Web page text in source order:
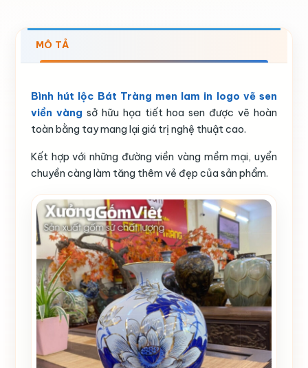
MÔ TẢ
Bình hút lộc Bát Tràng men lam in logo vẽ sen
viền vàng sở hữu họa tiết hoa sen được vẽ hoàn
toàn bằng tay mang lại giá trị nghệ thuật cao.
Kết hợp với những đường viền vàng mềm mại, uyển
chuyền càng làm tăng thêm vẻ đẹp của sản phẩm.